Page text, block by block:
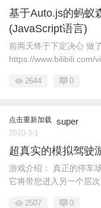
基于Auto.js的蚂蚁
(JavaScript语言)
前两天终于下定决心 做
https://www.bilibili.com/
2644 0
点击重新加载 super
2020-3-1
超真实的模拟驾驶
游戏介绍： 真正的停车
它将带您进入另一个层次
2507 0